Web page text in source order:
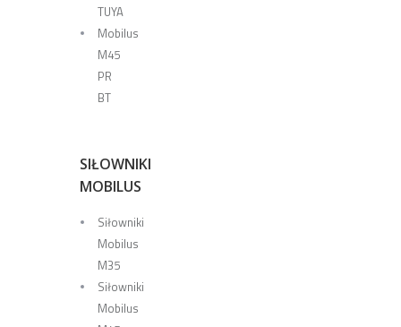
TUYA
Mobilus
M45
PR
BT
SIŁOWNIKI
MOBILUS
Siłowniki
Mobilus
M35
Siłowniki
Mobilus